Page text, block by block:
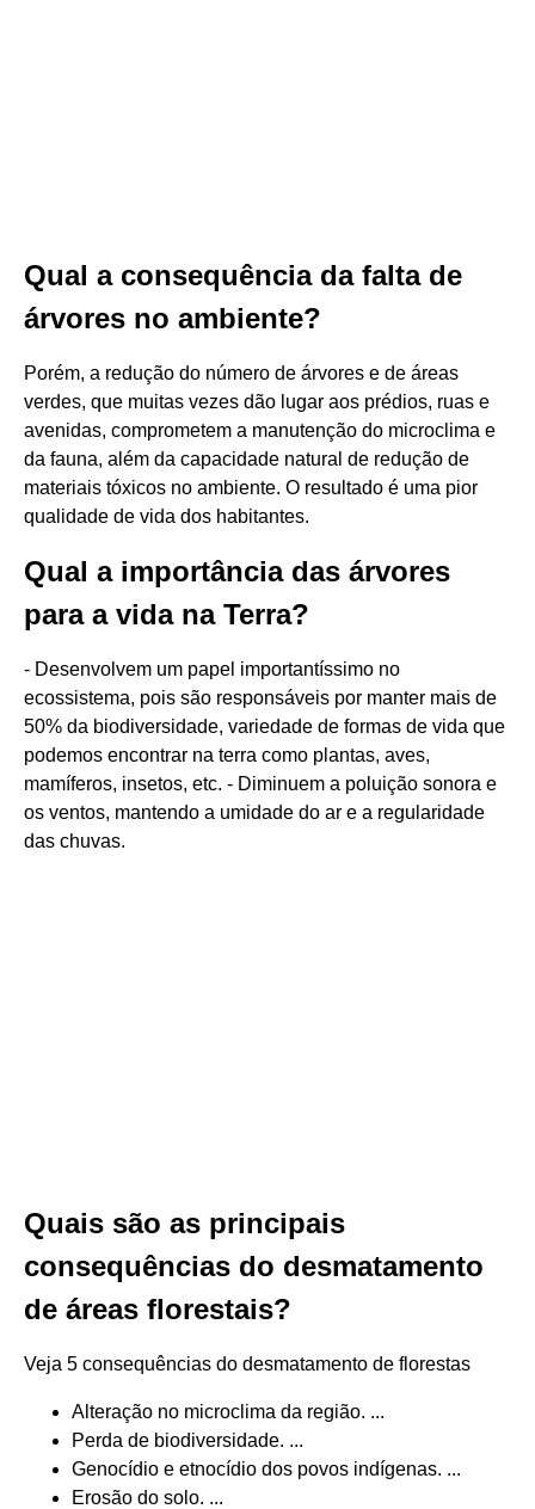
Qual a consequência da falta de
árvores no ambiente?
Porém, a redução do número de árvores e de áreas
verdes, que muitas vezes dão lugar aos prédios, ruas e
avenidas, comprometem a manutenção do microclima e
da fauna, além da capacidade natural de redução de
materiais tóxicos no ambiente. O resultado é uma pior
qualidade de vida dos habitantes.
Qual a importância das árvores
para a vida na Terra?
- Desenvolvem um papel importantíssimo no
ecossistema, pois são responsáveis por manter mais de
50% da biodiversidade, variedade de formas de vida que
podemos encontrar na terra como plantas, aves,
mamíferos, insetos, etc. - Diminuem a poluição sonora e
os ventos, mantendo a umidade do ar e a regularidade
das chuvas.
Quais são as principais
consequências do desmatamento
de áreas florestais?
Veja 5 consequências do desmatamento de florestas
Alteração no microclima da região. ...
Perda de biodiversidade. ...
Genocídio e etnocídio dos povos indígenas. ...
Erosão do solo. ...